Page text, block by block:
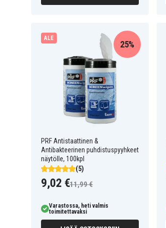
ALE
PRF Antistaattinen &
Antibakteerinen puhdistuspyyhkeet
näytölle, 100kpl
(5)
25%
9,02 €11,99 €
Varastossa, heti valmis
toimitettavaksi